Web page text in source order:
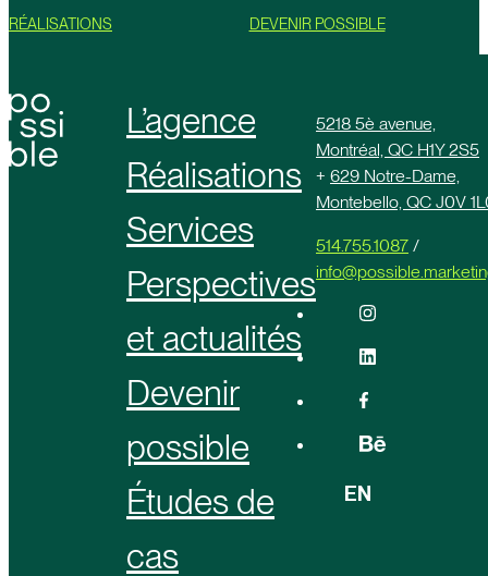
RÉALISATIONS
DEVENIR POSSIBLE
L’agence
Réalisations
Services
Perspectives
et actualités
Devenir
possible
Études de
cas
5218 5è avenue,
Montréal, QC H1Y 2S5
+ 629 Notre-Dame,
Montebello, QC J0V
514.755.1087 /
EN